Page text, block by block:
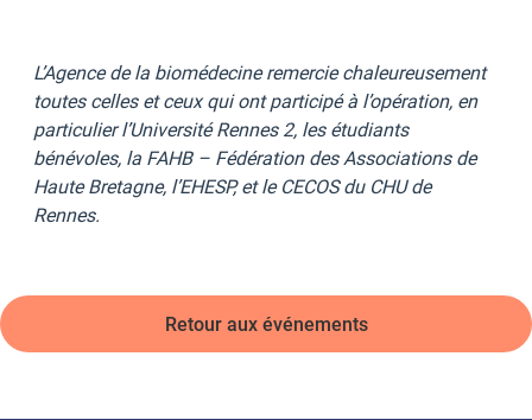
L’Agence de la biomédecine remercie chaleureusement
toutes celles et ceux qui ont participé à l’opération, en
particulier l’Université Rennes 2, les étudiants
bénévoles, la FAHB – Fédération des Associations de
Haute Bretagne, l’EHESP, et le CECOS du CHU de
Rennes.
Retour aux événements